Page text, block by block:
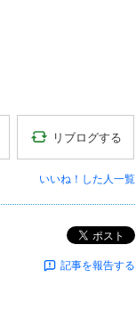
リブログする
いいね！した人一覧
ポスト
記事を報告する